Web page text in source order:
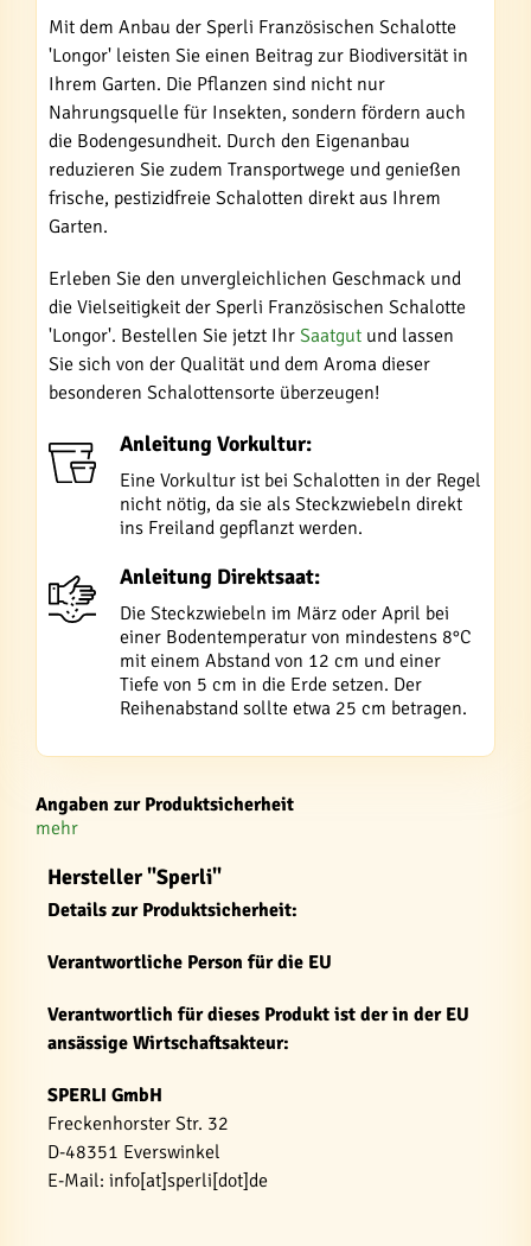
Mit dem Anbau der Sperli Französischen Schalotte
'Longor' leisten Sie einen Beitrag zur Biodiversität in
Ihrem Garten. Die Pflanzen sind nicht nur
Nahrungsquelle für Insekten, sondern fördern auch
die Bodengesundheit. Durch den Eigenanbau
reduzieren Sie zudem Transportwege und genießen
frische, pestizidfreie Schalotten direkt aus Ihrem
Garten.
Erleben Sie den unvergleichlichen Geschmack und
die Vielseitigkeit der Sperli Französischen Schalotte
'Longor'. Bestellen Sie jetzt Ihr Saatgut und lassen
Sie sich von der Qualität und dem Aroma dieser
besonderen Schalottensorte überzeugen!
Anleitung Vorkultur:
Eine Vorkultur ist bei Schalotten in der Regel
nicht nötig, da sie als Steckzwiebeln direkt
ins Freiland gepflanzt werden.
Anleitung Direktsaat:
Die Steckzwiebeln im März oder April bei
einer Bodentemperatur von mindestens 8°C
mit einem Abstand von 12 cm und einer
Tiefe von 5 cm in die Erde setzen. Der
Reihenabstand sollte etwa 25 cm betragen.
Angaben zur Produktsicherheit
mehr
Hersteller "Sperli"
Details zur Produktsicherheit:
Verantwortliche Person für die EU
Verantwortlich für dieses Produkt ist der in der EU
ansässige Wirtschaftsakteur:
SPERLI GmbH
Freckenhorster Str. 32
D-48351 Everswinkel
E-Mail: info[at]sperli[dot]de